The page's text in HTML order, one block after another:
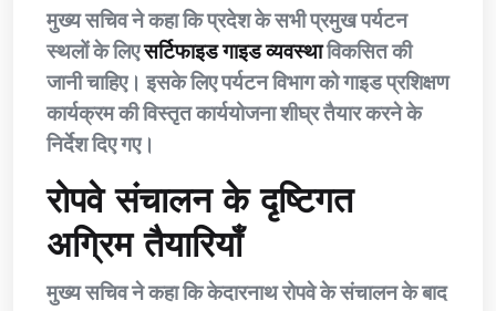
मुख्य सचिव ने कहा कि प्रदेश के सभी प्रमुख पर्यटन
स्थलों के लिएसर्टिफाइड गाइड व्यवस्थाविकसित की
जानी चाहिए। इसके लिए पर्यटन विभाग को गाइड प्रशिक्षण
कार्यक्रम की विस्तृत कार्ययोजना शीघ्र तैयार करने के
निर्देश दिए गए।
रोपवे संचालन के दृष्टिगत
अग्रिम तैयारियाँ
मुख्य सचिव ने कहा कि केदारनाथ रोपवे के संचालन के बाद